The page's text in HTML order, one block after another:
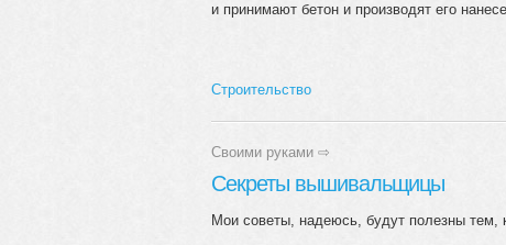
и принимают бетон и производят его
Строительство
Своими руками ⇨
Секреты вышивальщицы
Мои советы, надеюсь, будут полезны тем,